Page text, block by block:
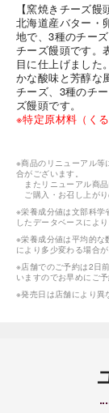
【窯焼きチーズ饅
北海道産バター・
地で、3種のチー
チーズ饅頭です。
目に仕上げました
かな酸味と芳醇な
チーズ、3種のチ
ズ饅頭です。
※特定原材料（く
※商品のリニューアル等
合がございます。
またリニューアル商品
ご購入・お召し上がり
※栄養成分値は文部科
したデータベースによ
※栄養成分値は平均的な
により多少変わる場合が
※店舗でのご予約は2日
いますのでお早めにご予
※発売日は店舗により異